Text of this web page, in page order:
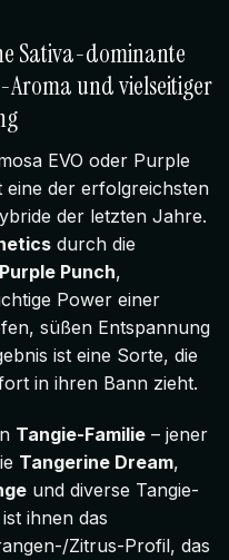
Sativa-dominante
Aroma und vielseitiger
EVO oder Purple
eine der erfolgreichsten
der letzten Jahre.
durch die
Purple Punch,
Power einer
süßen Entspannung
ist eine Sorte, die
in ihren Bann zieht.
Tangie-Familie – jener
Tangerine Dream,
und diverse Tangie-
ihnen das
Zitrus-Profil, das